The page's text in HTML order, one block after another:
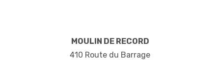
MOULIN DE RECORD
410 Route du Barrage